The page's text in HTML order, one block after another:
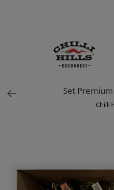
Sosuri Picante
Dulceata de ardei iute
Super Hot
Set Premium
Chilli